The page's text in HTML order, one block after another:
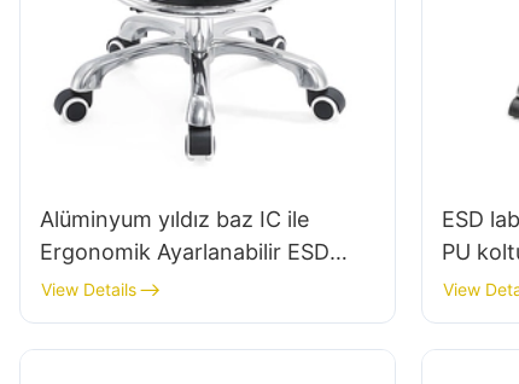
Alüminyum yıldız baz IC ile
Ergonomik Ayarlanabilir ESD
Yuvarlak Poliüretan Laboratuar
Dışkısı002
View Details
ESD
PU
&
View